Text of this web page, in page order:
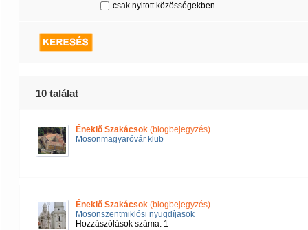
csak nyitott közösségekben
10 találat
Éneklő Szakácsok (blogbejegyzés)
Mosonmagyaróvár klub
Éneklő Szakácsok (blogbejegyzés)
Mosonszentmiklósi nyugdíjasok
Hozzászólások száma: 1